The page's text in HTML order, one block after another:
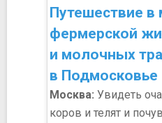
Путешествие в
фермерской
и молочных
в Подмосковье
Москва: Увидеть
коров и телят и